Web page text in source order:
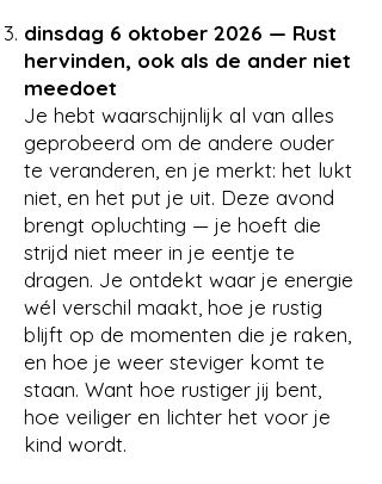
dinsdag 6 oktober 2026 — Rust
hervinden, ook als de ander niet
meedoet
Je hebt waarschijnlijk al van alles
geprobeerd om de andere ouder
te veranderen, en je merkt: het lukt
niet, en het put je uit. Deze avond
brengt opluchting — je hoeft die
strijd niet meer in je eentje te
dragen. Je ontdekt waar je energie
wél verschil maakt, hoe je rustig
blijft op de momenten die je raken,
en hoe je weer steviger komt te
staan. Want hoe rustiger jij bent,
hoe veiliger en lichter het voor je
kind wordt.